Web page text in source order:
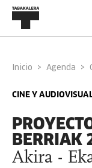
Inicio Agenda
CINE Y
BERRIAK
Akira -